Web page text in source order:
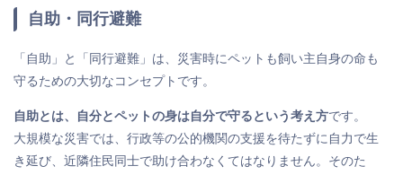
自助・同行避難
「自助」と「同行避難」は、災害時にペットも飼い主自身の命も
守るための大切なコンセプトです。
自助とは、自分とペットの身は自分で守るという考え方です。
大規模な災害では、行政等の公的機関の支援を待たずに自力で生
き延び、近隣住民同士で助け合わなくてはなりません。そのた